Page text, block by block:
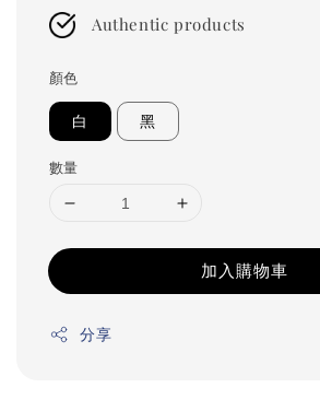
Authentic products
顏色
白 黑
數量
加入購物車
分享